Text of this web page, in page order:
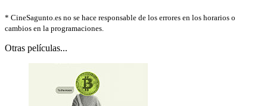
* CineSagunto.es no se hace responsable de los errores en los horarios o
cambios en la programaciones.
Otras películas...